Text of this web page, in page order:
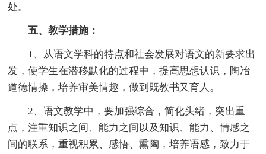
处。
五、教学措施：
1、从语文学科的特点和社会发展对语文的新要求出
发，使学生在潜移默化的过程中，提高思想认识，陶冶
道德情操，培养审美情趣，做到既教书又育人。
2、语文教学中，要加强综合，简化头绪，突出重
点，注重知识之间、能力之间以及知识、能力、情感之
间的联系，重视积累、感悟、熏陶，培养语感，致力于